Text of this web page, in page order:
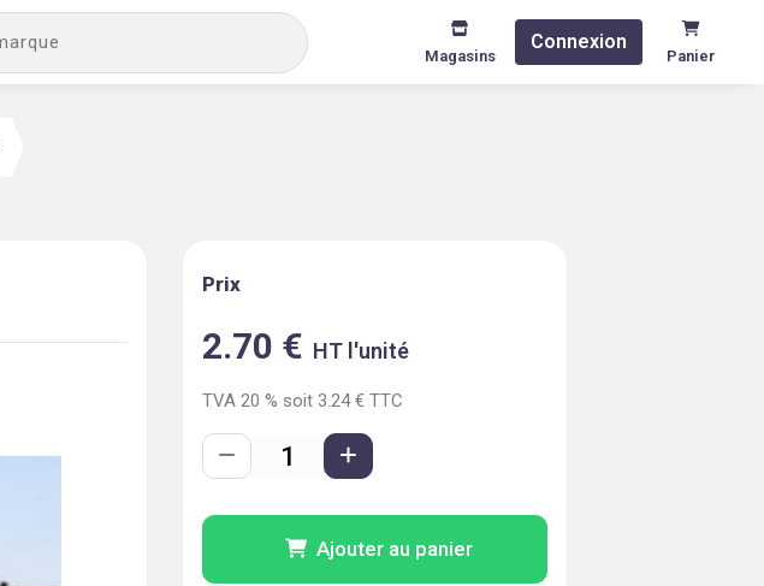
Magasins
Connexion
Panier
Prix
2.70 € HT l'unité
TVA20 % soit 3.24 € TTC
Ajouter au panier